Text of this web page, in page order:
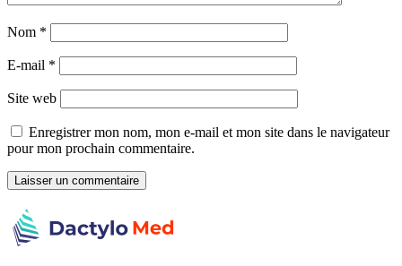
Nom *
E-mail *
Site web
Enregistrer mon nom, mon e-mail et mon site dans le navigateur
pour mon prochain commentaire.